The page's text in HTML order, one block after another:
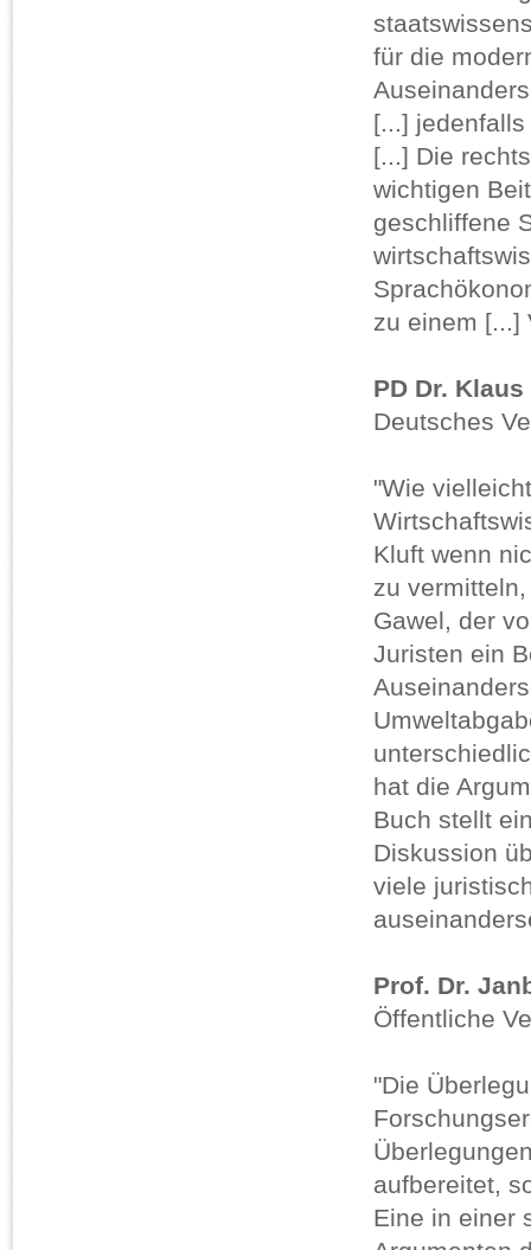
für die
[...]
[...] Die
wichtigen
geschliffene
zu einem [...]
PD Dr.
Deutsches
"Wie
Kluft wenn
zu
Gawel, der
Juristen ein
hat die
Buch stellt
Diskussion
viele
Prof. Dr.
Öffentliche
"Die
aufbereitet,
Eine in einer